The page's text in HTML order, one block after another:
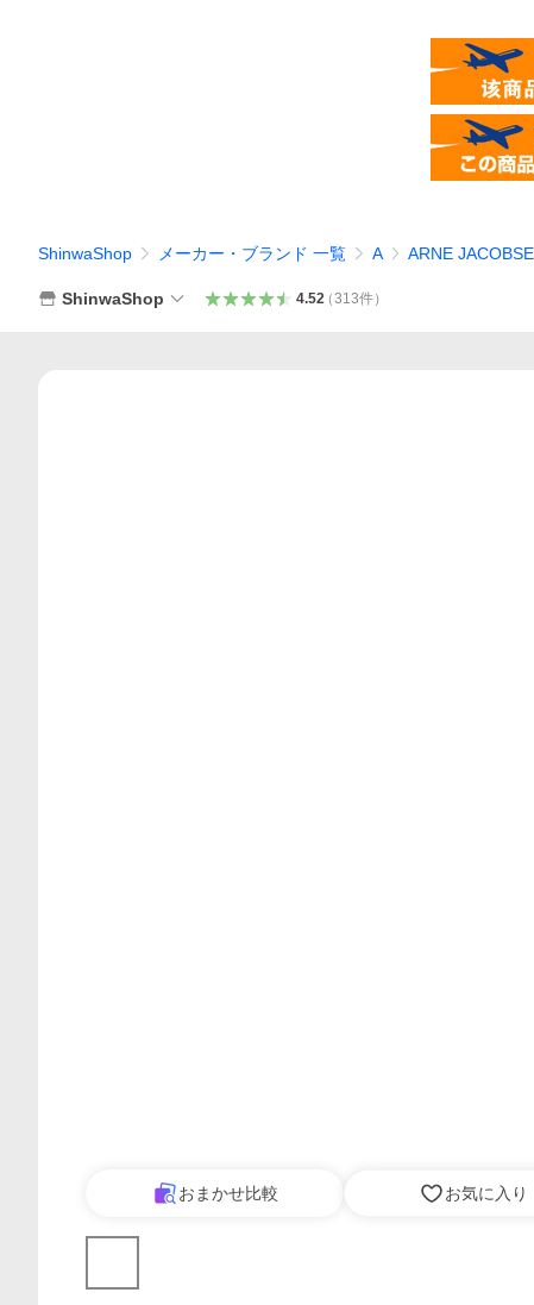
ShinwaShop メーカー・ブランド 一覧 A ARNE
ShinwaShop 4.52（313件）
おまかせ比較 お気に入り